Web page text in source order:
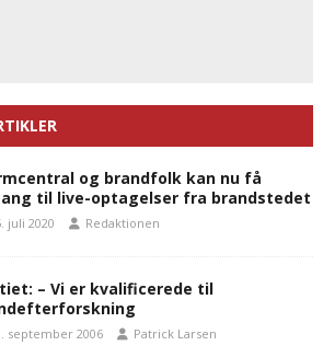
og brandfolk kan nu få
til live-optagelser fra brandstedet
juli 2020 Redaktionen
– Vi er kvalificerede til
september 2006 Patrick Larsen